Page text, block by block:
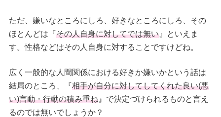
ただ、嫌いなところにしろ、好きなところにしろ、その
ほとんどは『その人自身に対してでは無い』といえま
す。性格などはその人自身に対することですけどね。
広く一般的な人間関係における好きか嫌いかという話は
結局のところ、『相手が自分に対してしてくれた良い(悪
い)言動・行動の積み重ね』で決定づけられるものと言え
るのでは無いでしょうか？